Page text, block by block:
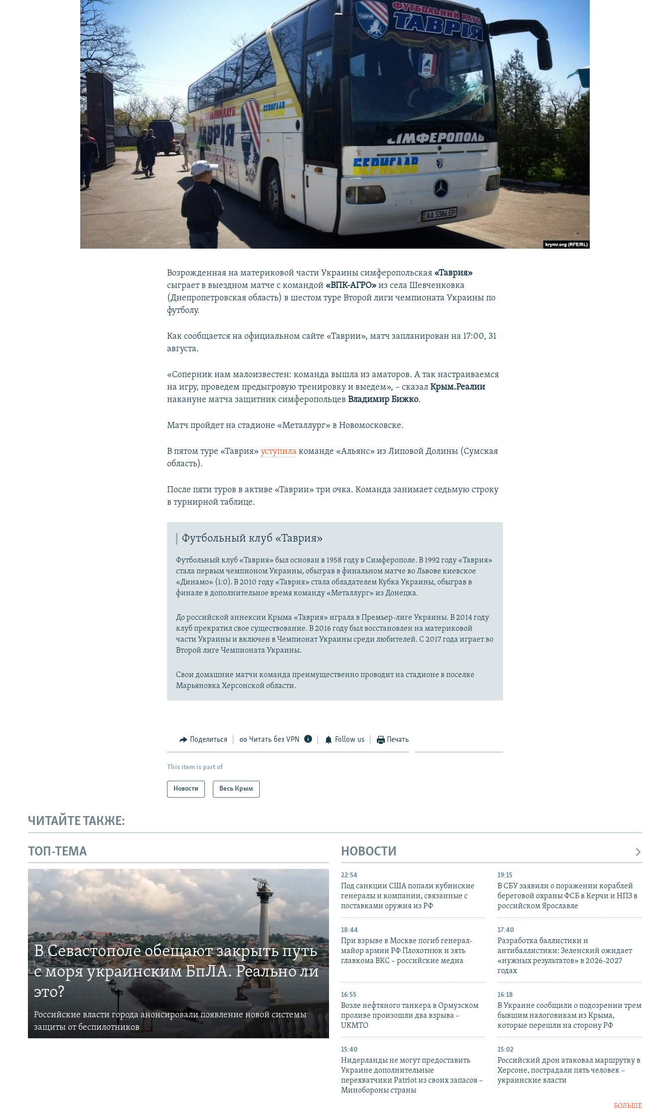
КРЫМ.НЕПОКОРЕННЫЙ
УКРАИНСКАЯ ПРОБЛЕМА КРЫМА
Возрожденная на материковой части Украины симферопольская «Таврия»
сыграет в выездном матче с командой «ВПК-АГРО» из села Шевченковка
(Днепропетровская область) в шестом туре Второй лиги чемпионата Украины по
футболу.
Как сообщается на официальном сайте «Таврии», матч запланирован на 17:00, 31
августа.
«Соперник нам малоизвестен: команда вышла из аматоров. А так настраиваемся
на игру, проведем предыгровую тренировку и выедем», – сказалКрым.Реалии
накануне матча ​защитник симферопольцевВладимир Бижко.
Матч пройдет на стадионе «Металлург» в Новомосковске.
В пятом туре «Таврия»уступила команде «Альянс» из Липовой Долины (Сумская
область).
После пяти туров в активе «Таврии» три очка. Команда занимает седьмую строку
в турнирной таблице.​
Футбольный клуб «Таврия»
Футбольный клуб «Таврия» был основан в 1958 году в Симферополе. В 1992 году «Таврия»
стала первым чемпионом Украины, обыграв в финальном матче во Львове киевское
«Динамо» (1:0). В 2010 году «Таврия» стала обладателем Кубка Украины, обыграв в
финале в дополнительное время команду «Металлург» из Донецка.
До российской аннексии Крыма «Таврия» играла в Премьер-лиге Украины. В 2014 году
клуб прекратил свое существование. В 2016 году был восстановлен на материковой
части Украины и включен в Чемпионат Украины среди любителей. С 2017 года играет во
Второй лиге Чемпионата Украины.
Свои домашние матчи команда преимущественно проводит на стадионе в поселке
Марьяновка Херсонской области.
Поделиться Читать без VPN Follow us Печать
This item is part of
Новости Весь Крым
ЧИТАЙТЕ ТАКЖЕ:
ТОП-ТЕМА
В Севастополе обещают закрыть путь
с моря украинским БпЛА. Реально ли
это?
Российские власти города анонсировали появление новой системы
защиты от беспилотников
НОВОСТИ
22:54
Под санкции США попали кубинские
генералы и компании, связанные с
поставками оружия из РФ
19:15
В СБУ заявили о поражении кораблей
береговой охраны ФСБ в Керчи и НПЗ в
российском Ярославле
18:44
При взрыве в Москве погиб генерал-
майор армии РФ Плохотнюк и зять
главкома ВКС – российские медиа
17:40
Разработка баллистики и
антибаллистики: Зеленский ожидает
«нужных результатов» в 2026-2027
годах
16:55
Возле нефтяного танкера в Ормузском
проливе произошли два взрыва –
UKMTO
16:18
В Украине сообщили о подозрении трем
бывшим налоговикам из Крыма,
которые перешли на сторону РФ
15:40
Нидерланды не могут предоставить
Украине дополнительные
перехватчики Patriot из своих запасов –
Минобороны страны
15:02
Российский дрон атаковал маршрутку в
Херсоне, пострадали пять человек –
украинские власти
БОЛЬШЕ